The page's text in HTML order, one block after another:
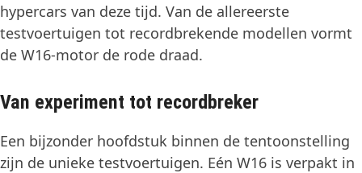
hypercars van deze tijd. Van de allereerste
testvoertuigen tot recordbrekende modellen vormt
de W16-motor de rode draad.
Van experiment tot recordbreker
Een bijzonder hoofdstuk binnen de tentoonstelling
zijn de unieke testvoertuigen. Eén W16 is verpakt in